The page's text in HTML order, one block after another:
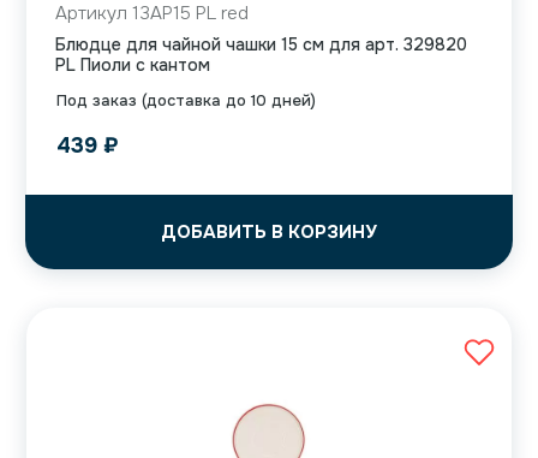
Под заказ (доставка до 10 дней)
Артикул 13AP15 PL red
Блюдце для чайной чашки 15 см для арт. 329820
PL Пиоли с кантом
439 ₽
ДОБАВИТЬ В КОРЗИНУ